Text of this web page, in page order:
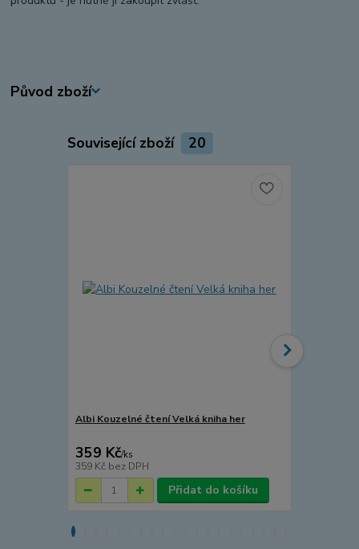
Původ zboží
Související zboží 20
Albi Kouzelné čtení Velká kniha her
359 Kč/ks
359 Kč bez DPH
Přidat do košíku